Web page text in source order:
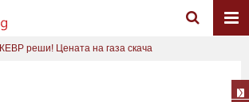
КЕВР реши! Цената на газа скача